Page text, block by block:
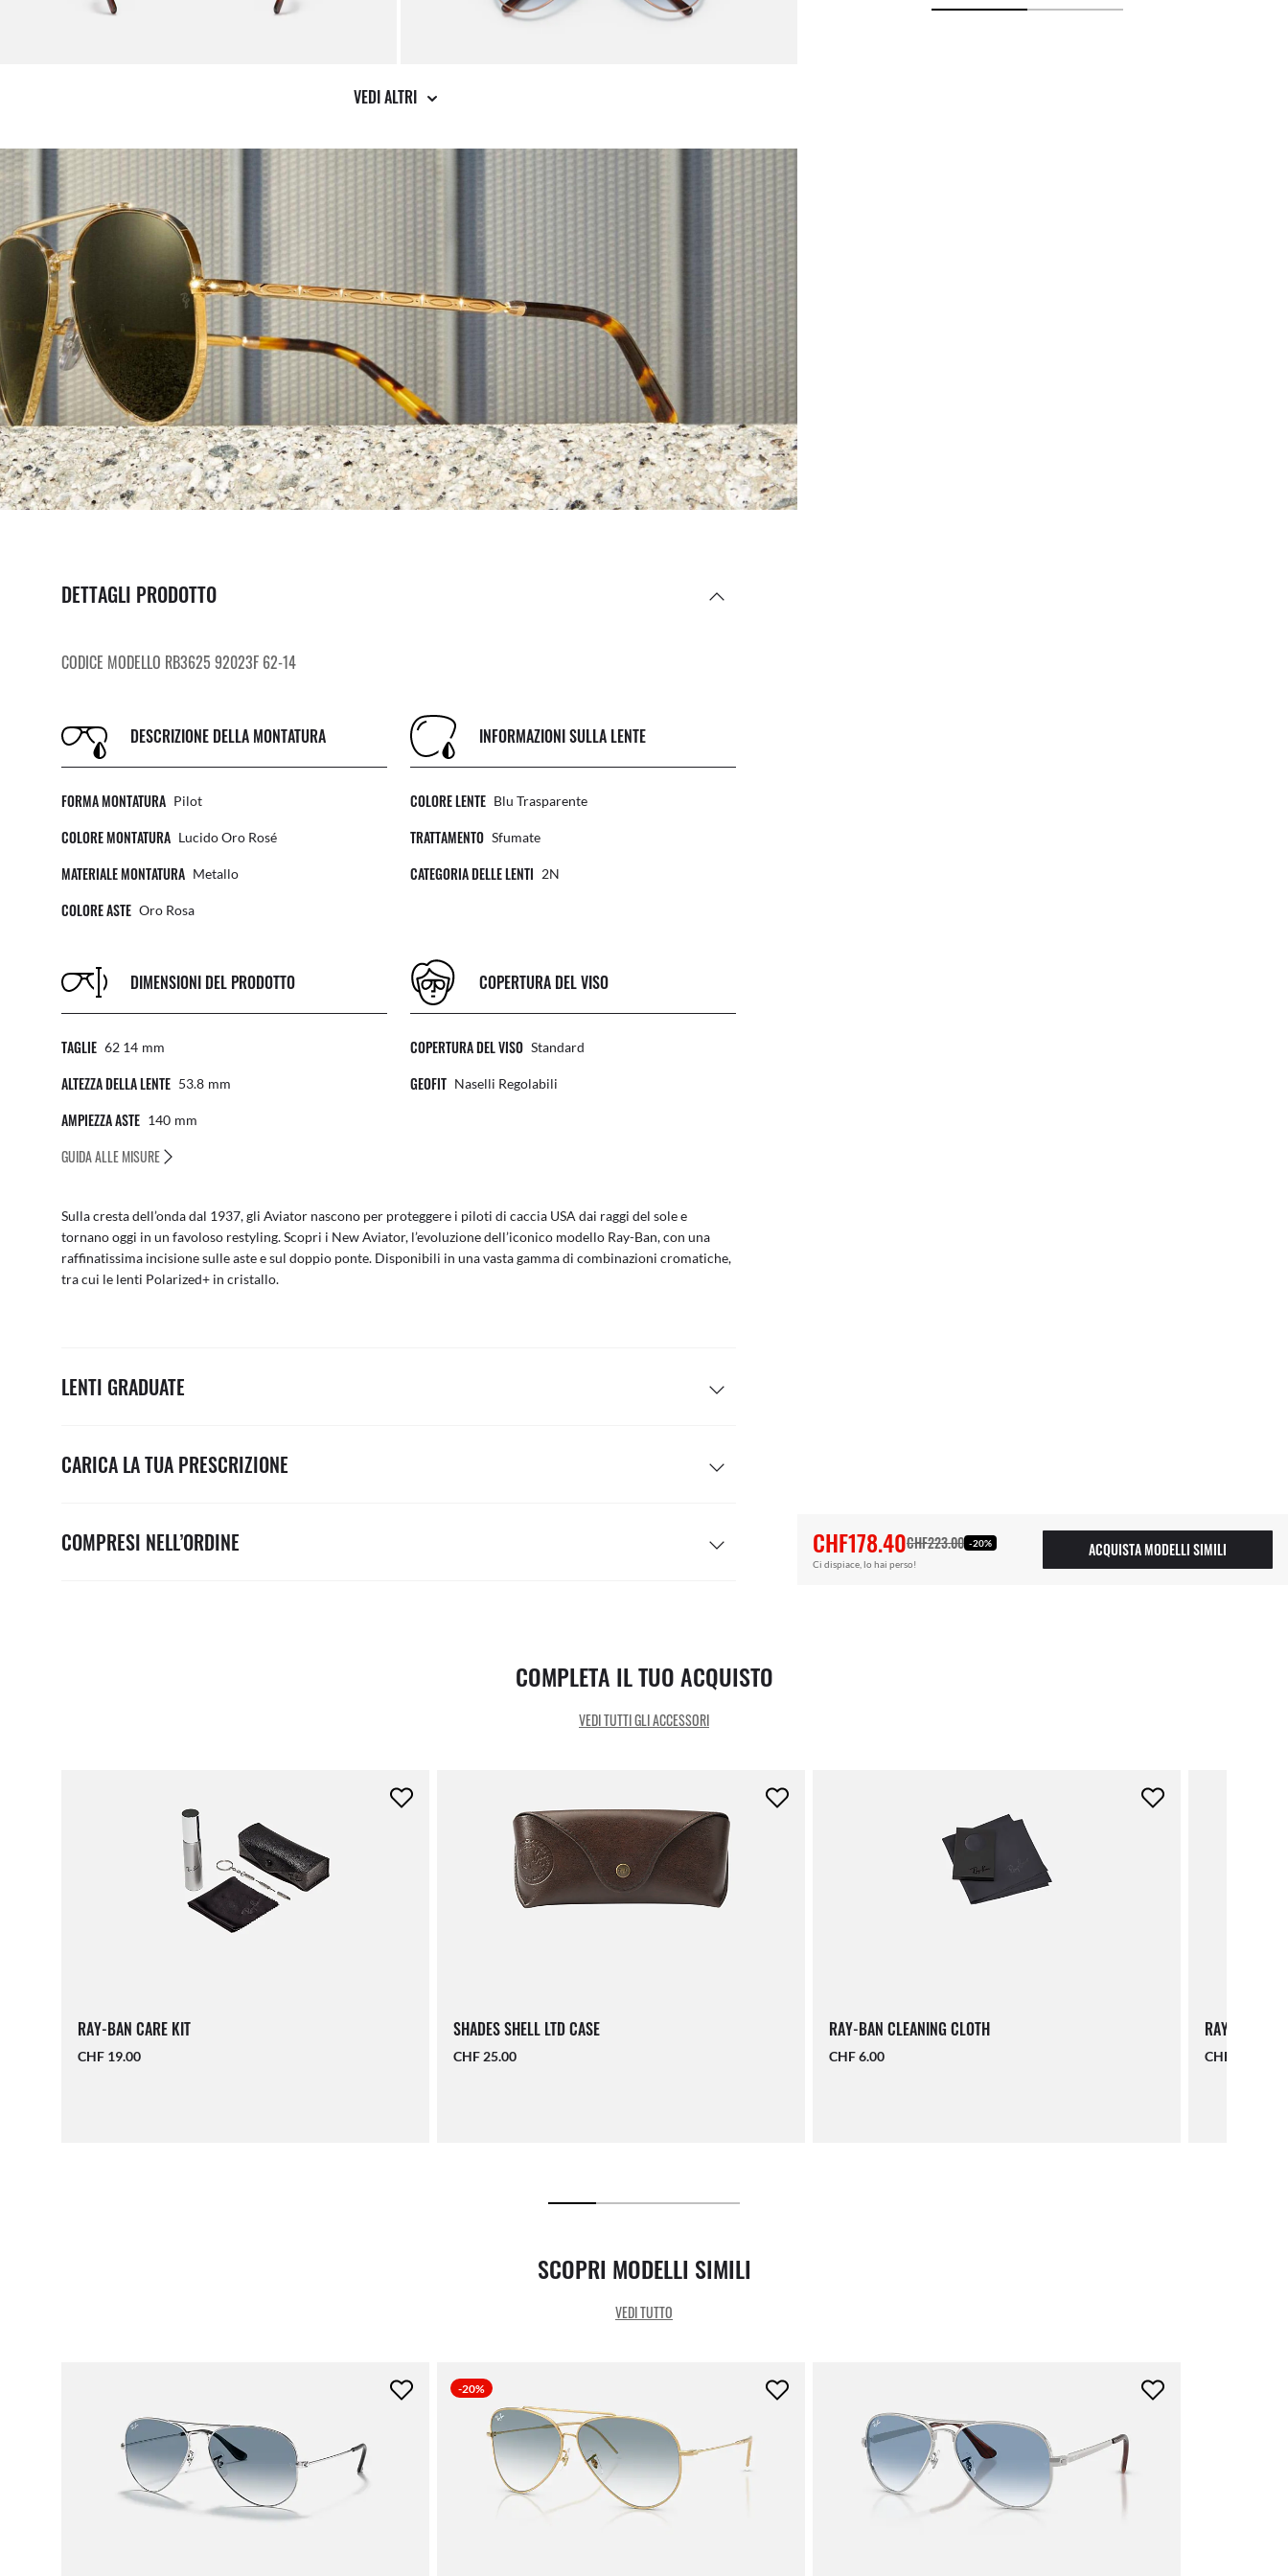
VEDI ALTRI
DETTAGLI PRODOTTO
CODICE MODELLO RB3625 92023F 62-14
DESCRIZIONE DELLA MONTATURA
FORMA MONTATURA Pilot
COLORE MONTATURA Lucido Oro Rosé
MATERIALE MONTATURA Metallo
COLORE ASTE Oro Rosa
INFORMAZIONI SULLA LENTE
COLORE LENTE Blu Trasparente
TRATTAMENTO Sfumate
CATEGORIA DELLE LENTI 2N
DIMENSIONI DEL PRODOTTO
TAGLIE 62 14 Mm
ALTEZZA DELLA LENTE 53.8 Mm
AMPIEZZA ASTE 140 Mm
GUIDA ALLE MISURE
COPERTURA DEL VISO
COPERTURA DEL VISO Standard
GEOFIT Naselli Regolabili
Sulla cresta dell’onda dal 1937, gli Aviator nascono per proteggere i piloti di caccia USA dai raggi del sole e
tornano oggi in un favoloso restyling. Scopri i New Aviator, l’evoluzione dell’iconico modello Ray-Ban, con una
raffinatissima incisione sulle aste e sul doppio ponte. Disponibili in una vasta gamma di combinazioni cromatiche,
tra cui le lenti Polarized+ in cristallo.
LENTI GRADUATE
CARICA LA TUA PRESCRIZIONE
COMPRESI NELL’ORDINE CHF178.40CHF223.00 -20%
Ci dispiace, lo hai perso!
ACQUISTA MODELLI SIMILI
COMPLETA IL TUO ACQUISTO
VEDI TUTTI GLI ACCESSORI
RAY-BAN CARE KIT
CHF 19.00
SHADES SHELL LTD CASE
CHF 25.00
RAY-BAN CLEANING CLOTH
CHF 6.00
RAY-BAN
CHF 19.00
SCOPRI MODELLI SIMILI
VEDI TUTTO
-20%